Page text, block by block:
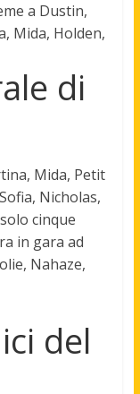
a Dustin,
Mida, Holden,
di
Mida, Petit
Nicholas,
cinque
in gara ad
Nahaze,
del